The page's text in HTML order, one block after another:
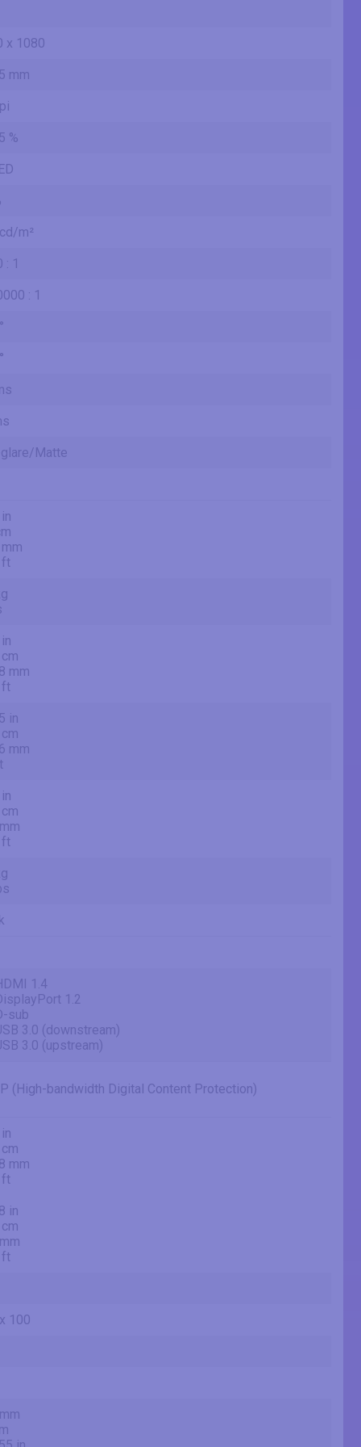
x 1080
mm
%
m²
: 1
: 1
Matte
ft
mm
ft
in
mm
ft
1.4
1.2
sub
3.0 (downstream)
3.0 (upstream)
(High-bandwidth Digital Content Protection)
mm
ft
in
ft
100